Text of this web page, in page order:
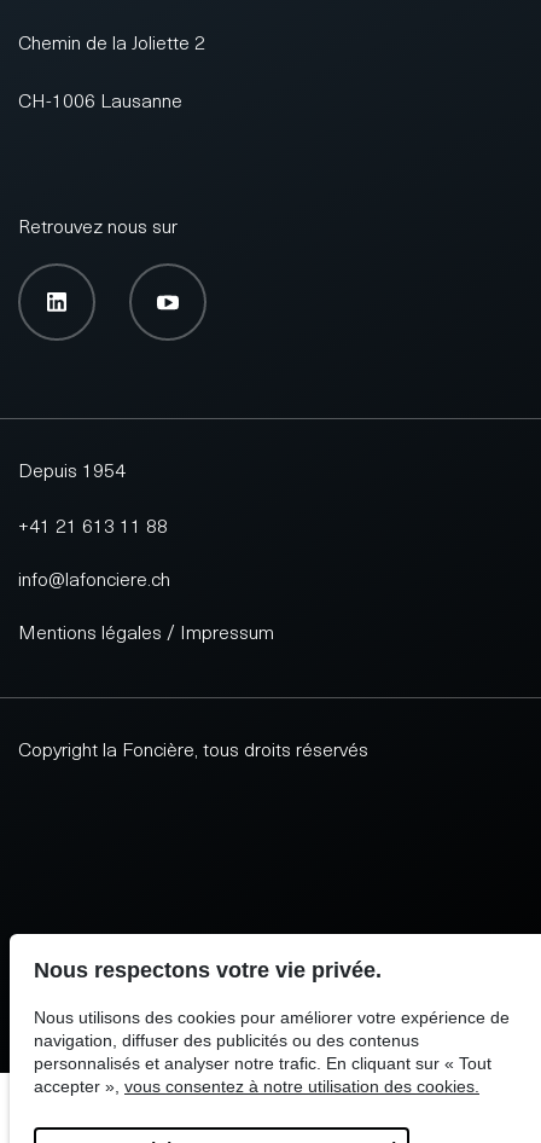
Chemin de la Joliette 2
CH-1006 Lausanne
Retrouvez nous sur
Depuis 1954
+41 21 613 11 88
info@lafonciere.ch
Mentions légales / Impressum
Copyright la Foncière, tous droits réservés
Nous respectons votre vie privée.
Nous utilisons des cookies pour améliorer votre expérience de
navigation, diffuser des publicités ou des contenus
personnalisés et analyser notre trafic. En cliquant sur « Tout
accepter », vous consentez à notre utilisation des cookies.